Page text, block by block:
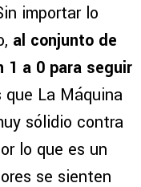
importar lo
al conjunto de
1 a 0 para seguir
La Máquina
sólidio contra
lo que es un
se sienten